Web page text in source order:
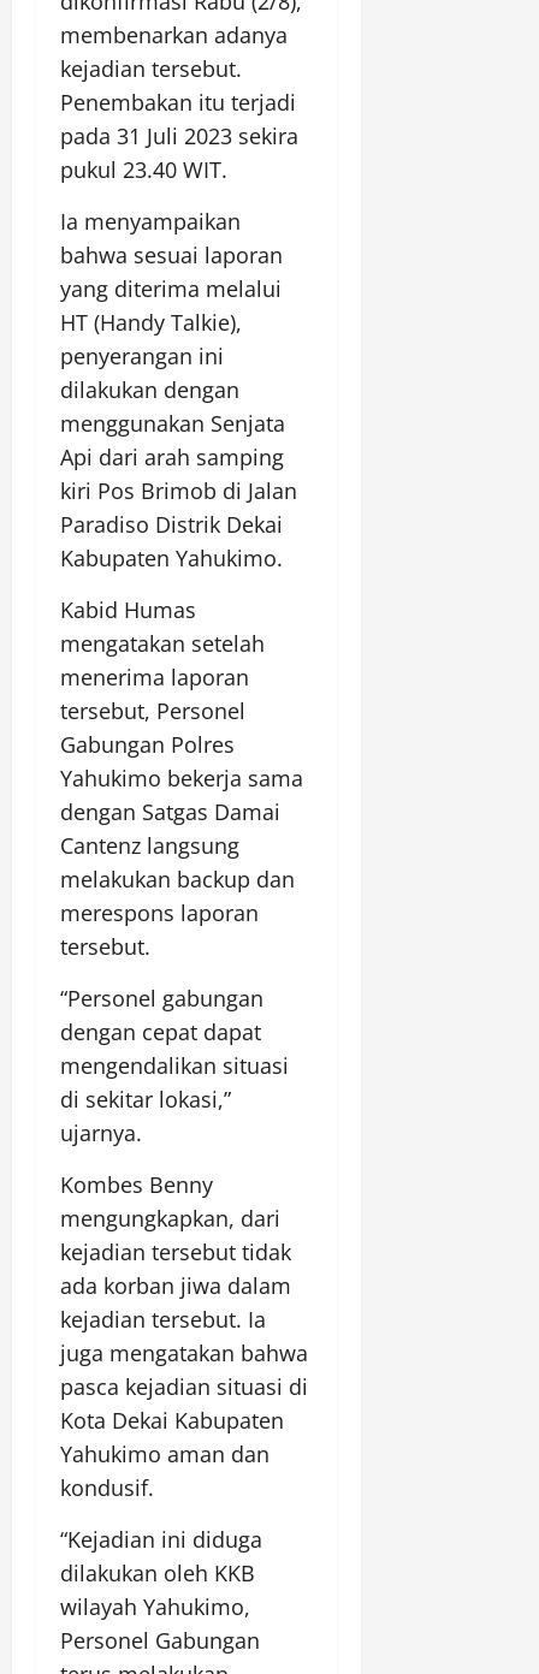
membenarkan adanya
kejadian tersebut.
Penembakan itu terjadi
pada 31 Juli 2023 sekira
pukul 23.40 WIT.
Ia menyampaikan
bahwa sesuai laporan
yang diterima melalui
HT (Handy Talkie),
penyerangan ini
dilakukan dengan
menggunakan Senjata
Api dari arah samping
kiri Pos Brimob di Jalan
Paradiso Distrik Dekai
Kabupaten Yahukimo.
Kabid Humas
mengatakan setelah
menerima laporan
tersebut, Personel
Gabungan Polres
Yahukimo bekerja sama
dengan Satgas Damai
Cantenz langsung
melakukan backup dan
merespons laporan
tersebut.
“Personel gabungan
dengan cepat dapat
mengendalikan situasi
di sekitar lokasi,”
ujarnya.
Kombes Benny
mengungkapkan, dari
kejadian tersebut tidak
ada korban jiwa dalam
kejadian tersebut. Ia
juga mengatakan bahwa
pasca kejadian situasi di
Kota Dekai Kabupaten
Yahukimo aman dan
kondusif.
“Kejadian ini diduga
dilakukan oleh KKB
wilayah Yahukimo,
Personel Gabungan